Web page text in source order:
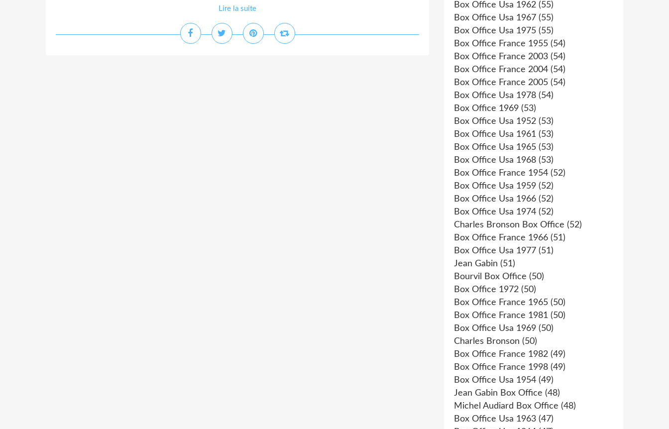
Lire la suite
Box Office Usa 1962 (55)
Box Office Usa 1967 (55)
Box Office Usa 1975 (55)
Box Office France 1955 (54)
Box Office France 2003 (54)
Box Office France 2004 (54)
Box Office France 2005 (54)
Box Office Usa 1978 (54)
Box Office 1969 (53)
Box Office Usa 1952 (53)
Box Office Usa 1961 (53)
Box Office Usa 1965 (53)
Box Office Usa 1968 (53)
Box Office France 1954 (52)
Box Office Usa 1959 (52)
Box Office Usa 1966 (52)
Box Office Usa 1974 (52)
Charles Bronson Box Office (52)
Box Office France 1966 (51)
Box Office Usa 1977 (51)
Jean Gabin (51)
Bourvil Box Office (50)
Box Office 1972 (50)
Box Office France 1965 (50)
Box Office France 1981 (50)
Box Office Usa 1969 (50)
Charles Bronson (50)
Box Office France 1982 (49)
Box Office France 1998 (49)
Box Office Usa 1954 (49)
Jean Gabin Box Office (48)
Michel Audiard Box Office (48)
Box Office Usa 1963 (47)